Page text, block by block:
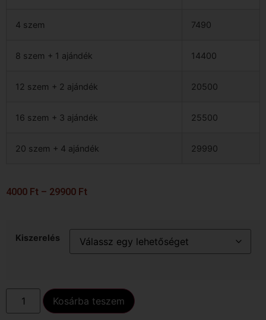
4 szem 7490
8 szem + 1 ajándék 14400
12 szem + 2 ajándék 20500
16 szem + 3 ajándék 25500
20 szem + 4 ajándék 29990
4000 Ft – 29900 Ft
Kiszerelés
Kosárba teszem